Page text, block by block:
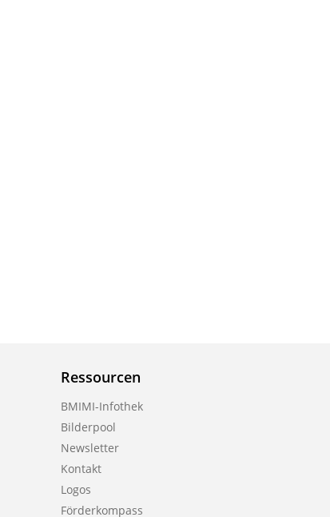
Ressourcen
BMIMI-Infothek
Bilderpool
Newsletter
Kontakt
Logos
Förderkompass